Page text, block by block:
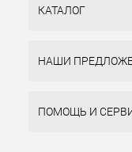
КАТАЛОГ
НАШИ
ПОМОЩЬ И